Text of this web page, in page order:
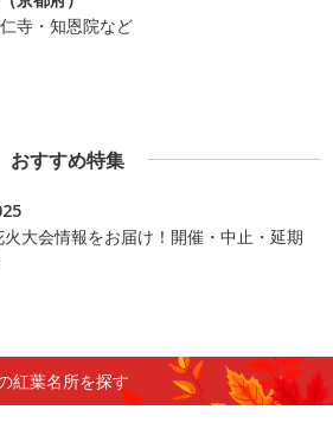
寺・知恩院など
おすすめ特集
大会情報をお届け！開催・中止・延期
紅葉名所を探す